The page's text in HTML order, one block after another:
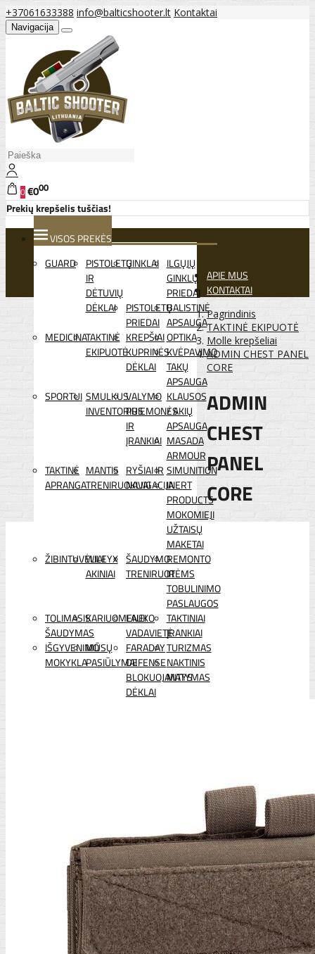
+37061633388 info@balticshooter.lt Kontaktai
Navigacija
0€000
Prekių krepšelis tuščias!
VISOS PREKĖS
GUARD
PISTOLETŲ
IR
DĖTUVIŲ
DĖKLAI
GINKLAI ILGŲJŲ
GINKLŲ
PRIEDAI
PISTOLETŲ
PRIEDAI
BALISTINĖ
APSAUGA
MEDICINATAKTINĖ
EKIPUOTĖ
KREPŠIAI
KUPRINĖS
DĖKLAI
OPTIKA
KVĖPAVIMO
TAKŲ
APSAUGA
SPORTUI SMULKUS
INVENTORIUS
VALYMO
PRIEMONĖS
IR
ĮRANKIAI
KLAUSOS
/ AKIŲ
APSAUGA
MASADA
ARMOUR
TAKTINĖ
APRANGA
MANTIS
TRENIRUOKLIAI
RYŠIAI IR
NAVIGACIJA
SIMUNITION
INERT
PRODUCTS
MOKOMIEJI
UŽTAISŲ
MAKETAI
ŽIBINTUVĖLIAI
WILEYX
AKINIAI
ŠAUDYMO
TRENIRUOTĖMS
REMONTO
IR
TOBULINIMO
PASLAUGOS
TOLIMASIS
ŠAUDYMAS
KARIUOMENEI
LAUKO
VADAVIETĖ
TAKTINIAI
ĮRANKIAI
IŠGYVENIMO
MOKYKLA
MŪSŲ
PASIŪLYMAI
FARADAY
DEFENSE
BLOKUOJANTYS
DĖKLAI
TURIZMAS
NAKTINIS
MATYMAS
APIE MUS
KONTAKTAI
Pagrindinis
TAKTINĖ EKIPUOTĖ
Molle krepšeliai
ADMIN CHEST PANEL
CORE
ADMIN
CHEST
PANEL
CORE